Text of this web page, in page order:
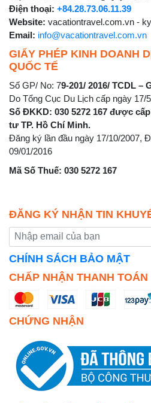
Điện thoại: +84.28.73.06.11.39
Website: vacationtravel.com.vn -
Email: info@vacationtravel.com.vn
GIẤY PHÉP KINH DOANH
QUỐC TẾ
Số GP/ No: 79-201/ 2016/ TCDL –
Do Tổng Cục Du Lịch cấp ngày 17/
Số ĐKKD: 030 5272 167 được
tư TP. Hồ Chí Minh.
Đăng ký lần đầu ngày 17/10/2007,
09/01/2016
Mã Số Thuế: 030 5272 167
ĐĂNG KÝ NHẬN TIN
CHÍNH SÁCH BẢO MẬT
CHẤP NHẬN THANH TOÁN
CHỨNG NHẬN